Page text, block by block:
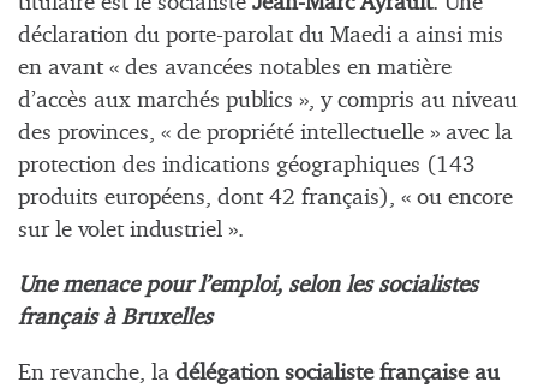
déclaration du porte-parolat du Maedi a ainsi mis
en avant « des avancées notables en matière
d’accès aux marchés publics », y compris au niveau
des provinces, « de propriété intellectuelle » avec la
protection des indications géographiques (143
produits européens, dont 42 français), « ou encore
sur le volet industriel ».
Une menace pour l’emploi, selon les socialistes
français à Bruxelles
En revanche, la délégation socialiste française au